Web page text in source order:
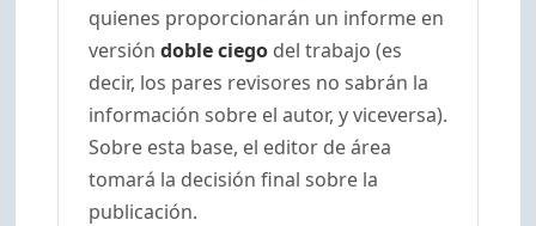
quienes proporcionarán un informe en
versión doble ciego del trabajo (es
decir, los pares revisores no sabrán la
información sobre el autor, y viceversa).
Sobre esta base, el editor de área
tomará la decisión final sobre la
publicación.